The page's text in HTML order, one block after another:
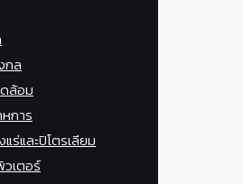
กล
ล้อม
การ
ร่และปิโตรเลียม
เตอร์